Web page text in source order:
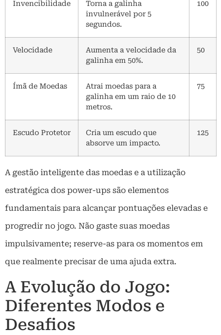
Invencibilidade
Torna a galinha
invulnerável por 5
segundos.
100
Velocidade
Aumenta a velocidade da
galinha em 50%.
50
Ímã de Moedas
Atrai moedas para a
galinha em um raio de 10
metros.
75
Escudo Protetor
Cria um escudo que
absorve um impacto.
125
A gestão inteligente das moedas e a utilização
estratégica dos power-ups são elementos
fundamentais para alcançar pontuações elevadas e
progredir no jogo. Não gaste suas moedas
impulsivamente; reserve-as para os momentos em
que realmente precisar de uma ajuda extra.
A Evolução do Jogo:
Diferentes Modos e
Desafios